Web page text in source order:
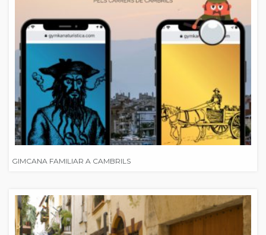
GIMCANA FAMILIAR A CAMBRILS